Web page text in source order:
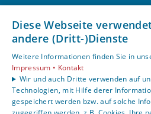
Privatkunden
Gewerbekunden
Karriere
Unternehmen
Kontakt
Diese Webseite
andere (Dritt-)Dienste
Weitere Informationen finden Sie in
Impressum • Kontakt
Wir und auch Dritte verwenden auf
Technologien, mit Hilfe derer
gespeichert werden bzw. auf solche